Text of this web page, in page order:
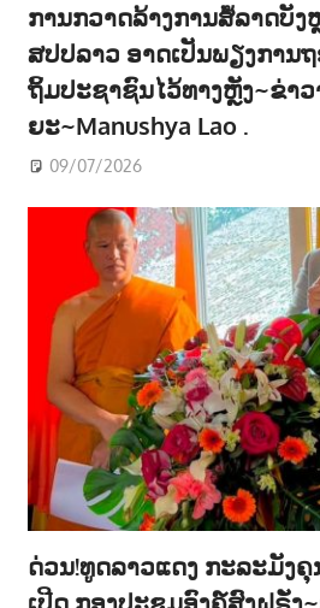
ການກວາດລ້າງການສໍ້ລາດບັ
ສປປລາວ ອາດເປັນພຽງການ
ຖິ້ມປະຊາຊົນໄວ້ທາງຫຼັງ~ຂ່າ
ຍະ~Manushya Lao .
09/07/2026
ດ່ວນ!ທູດລາວແດງ ກະລະມັງຄຸ